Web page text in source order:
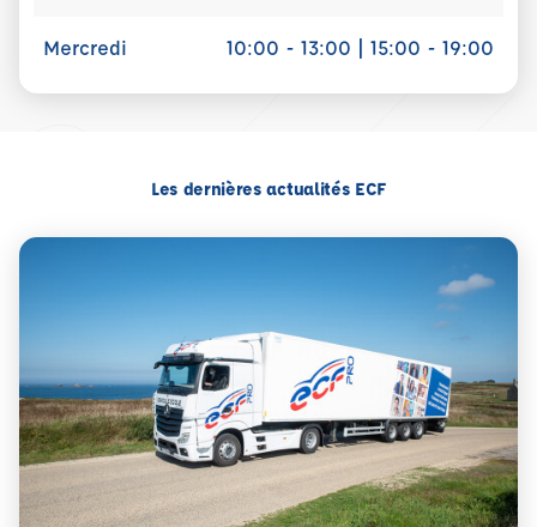
Mercredi 10:00 - 13:00 | 15:00 - 19:00
Les dernières actualités ECF